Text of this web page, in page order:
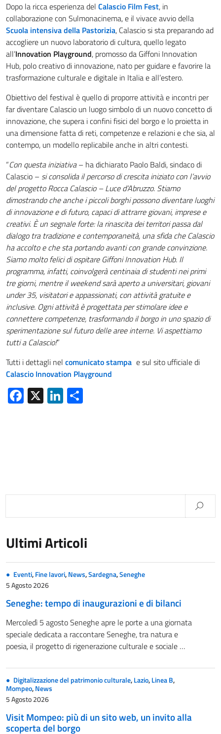
Dopo la ricca esperienza del Calascio Film Fest, in
collaborazione con Sulmonacinema, e il vivace avvio della
Scuola intensiva della Pastorizia, Calascio si sta preparando ad
accogliere un nuovo laboratorio di cultura, quello legato
all’Innovation Playground, promosso da Giffoni Innovation
Hub, polo creativo di innovazione, nato per guidare e favorire la
trasformazione culturale e digitale in Italia e all’estero.
Obiettivo del festival è quello di proporre attività e incontri per
far diventare Calascio un luogo simbolo di un nuovo concetto di
innovazione, che supera i confini fisici del borgo e lo proietta in
una dimensione fatta di reti, competenze e relazioni e che sia, al
contempo, un modello replicabile anche in altri contesti.
“Con questa iniziativa– ha dichiarato Paolo Baldi, sindaco di
Calascio – si consolida il percorso di crescita iniziato con l’avvio
del progetto Rocca Calascio – Luce d’Abruzzo. Stiamo
dimostrando che anche i piccoli borghi possono diventare luoghi
di innovazione e di futuro, capaci di attrarre giovani, imprese e
creativi. È un segnale forte: la rinascita dei territori passa dal
dialogo tra tradizione e contemporaneità, una sfida che Calascio
ha accolto e che sta portando avanti con grande convinzione.
Siamo molto felici di ospitare Giffoni Innovation Hub. Il
programma, infatti, coinvolgerà centinaia di studenti nei primi
tre giorni, mentre il weekend sarà aperto a universitari, giovani
under 35, visitatori e appassionati, con attività gratuite e
inclusive. Ogni attività è progettata per stimolare idee e
connettere competenze, trasformando il borgo in uno spazio di
sperimentazione sul futuro delle aree interne. Vi aspettiamo
tutti a Calascio!”
Tutti i dettagli nel comunicato stampa e sul sito ufficiale di
Calascio Innovation Playground
Facebook
X LinkedIn
Ultimi Articoli
Eventi,Fine lavori,News,Sardegna,Seneghe
5 Agosto 2026
Seneghe: tempo di inaugurazioni e di bilanci
Mercoledì 5 agosto Seneghe apre le porte a una giornata
speciale dedicata a raccontare Seneghe, tra natura e
poesia, il progetto di rigenerazione culturale e sociale …
Digitalizzazione del patrimonio culturale,Lazio,Linea B,
Mompeo,News
5 Agosto 2026
Visit Mompeo: più di un sito web, un invito alla
scoperta del borgo